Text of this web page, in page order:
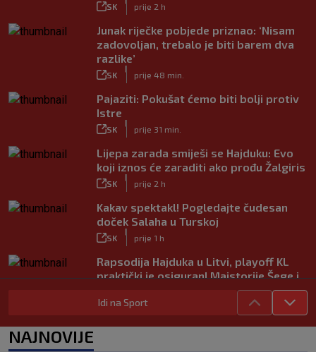
SK prije 2 h
Junak riječke pobjede priznao: ‘Nisam
zadovoljan, trebalo je biti barem dva
razlike’
SK prije 48 min.
Pajaziti: Pokušat ćemo biti bolji protiv
Istre
SK prije 31 min.
Lijepa zarada smiješi se Hajduku: Evo
koji iznos će zaraditi ako prođu Žalgiris
SK prije 2 h
Kakav spektakl! Pogledajte čudesan
doček Salaha u Turskoj
SK prije 1 h
Rapsodija Hajduka u Litvi, playoff KL
praktički je osiguran! Majstorije Šege i
SK
|
prije 6 h
Neočekivani problemi za Dinamo:
Idi na Sport
NAJNOVIJE